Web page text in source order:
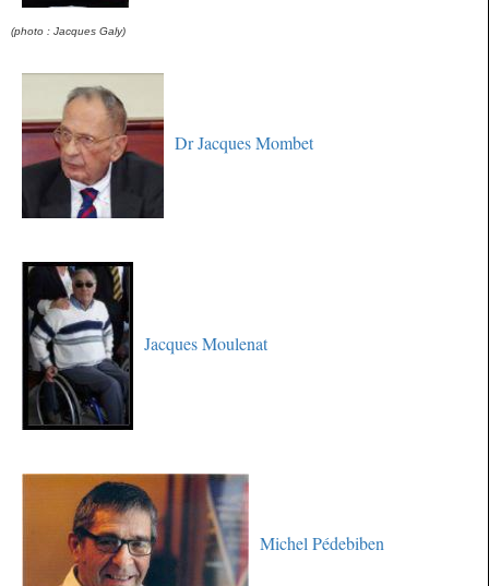
(photo : Jacques Galy)
Dr Jacques Mombet
Jacques Moulenat
Michel Pédebiben